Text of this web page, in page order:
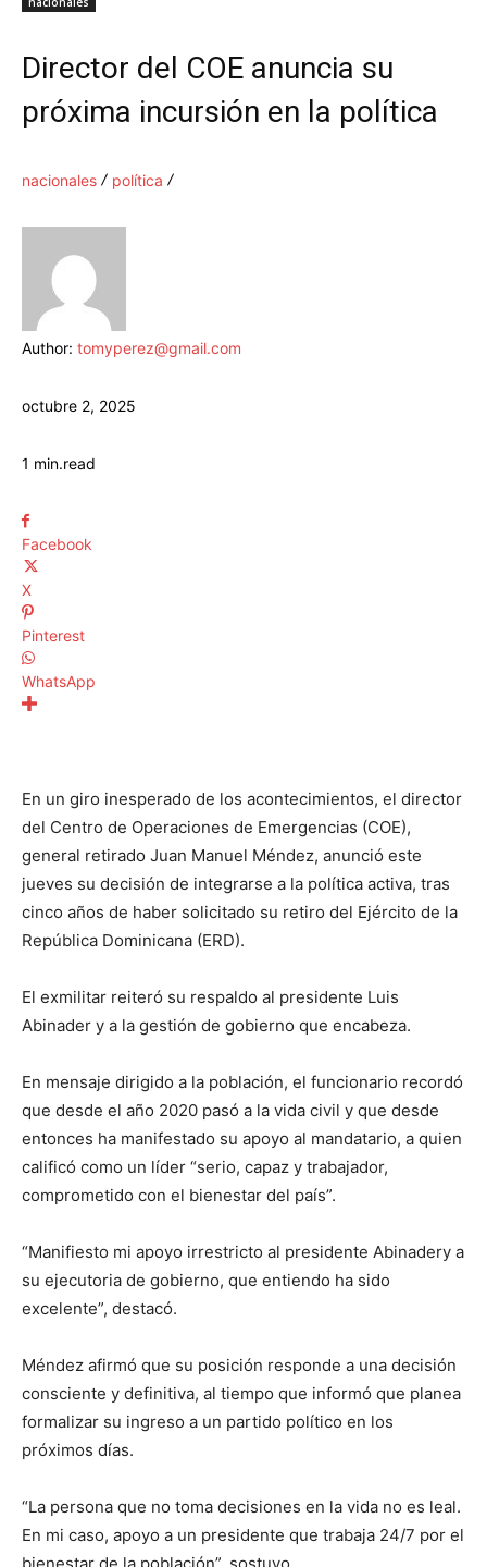
Director del COE anuncia su
próxima incursión en la política
nacionales política
Author: tomyperez@gmail.com
octubre 2, 2025
1 min.read
Facebook
X
Pinterest
WhatsApp
En un giro inesperado de los acontecimientos, el director
del Centro de Operaciones de Emergencias (COE),
general retirado Juan Manuel Méndez, anunció este
jueves su decisión de integrarse a la política activa, tras
cinco años de haber solicitado su retiro del Ejército de la
República Dominicana (ERD).
El exmilitar reiteró su respaldo al presidente Luis
Abinader y a la gestión de gobierno que encabeza.
En mensaje dirigido a la población, el funcionario recordó
que desde el año 2020 pasó a la vida civil y que desde
entonces ha manifestado su apoyo al mandatario, a quien
calificó como un líder “serio, capaz y trabajador,
comprometido con el bienestar del país”.
“Manifiesto mi apoyo irrestricto al presidente Abinadery a
su ejecutoria de gobierno, que entiendo ha sido
excelente”, destacó.
Méndez afirmó que su posición responde a una decisión
consciente y definitiva, al tiempo que informó que planea
formalizar su ingreso a un partido político en los
próximos días.
“La persona que no toma decisiones en la vida no es leal.
En mi caso, apoyo a un presidente que trabaja 24/7 por el